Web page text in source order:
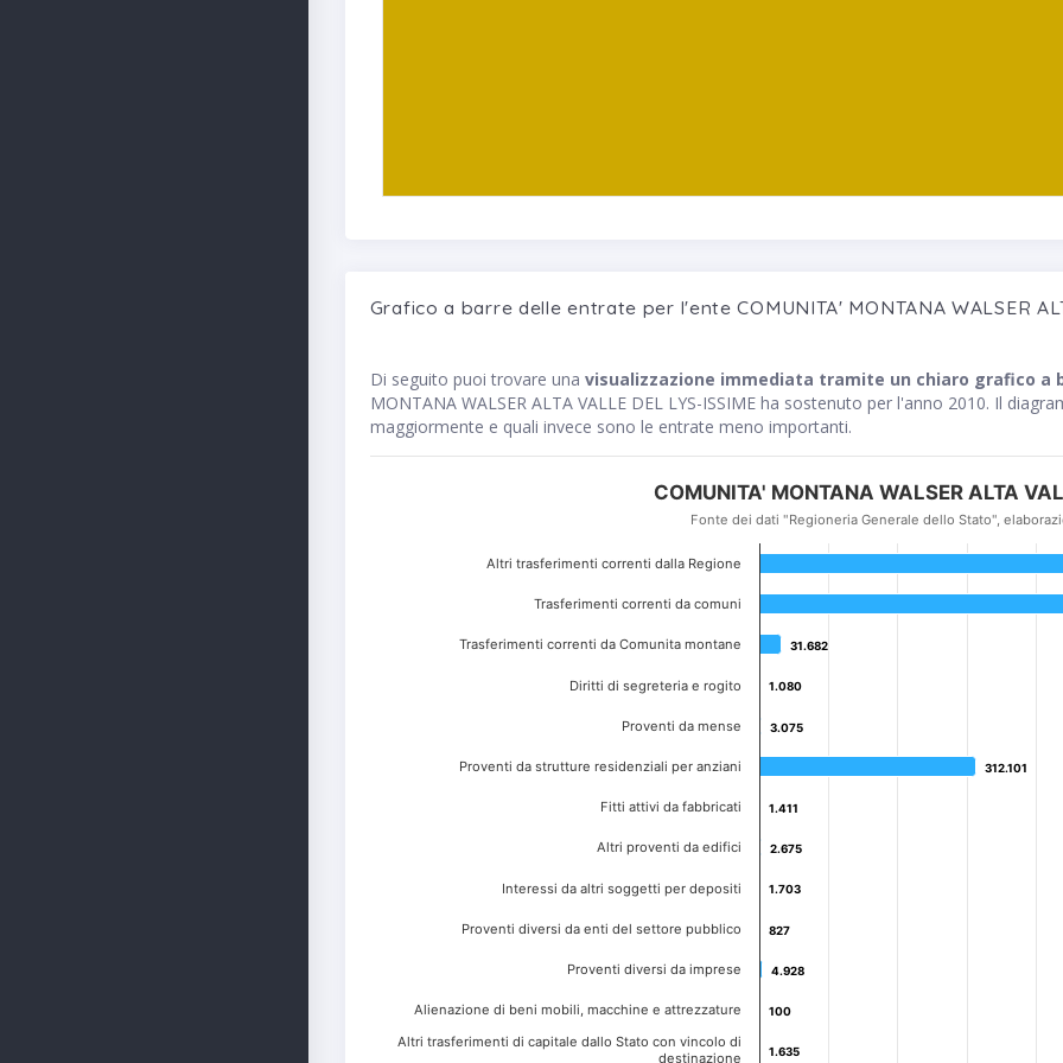
Grafico a barre delle entrate per l'ente COMUNITA' MONTANA WALSER
Di seguito puoi trovare una visualizzazione immediata tramite un chiaro grafico a
MONTANA WALSER ALTA VALLE DEL LYS-ISSIME ha sostenuto per l'anno 2010. Il
maggiormente e quali invece sono le entrate meno importanti.
COMUNITA' MONTANA WALSER ALTA
Fonte dei dati "Regioneria Generale dello Stato",
31.682
31.682
1.080
1.080
3.075
3.075
312.101
312.101
1.411
1.411
2.675
2.675
1.703
1.703
827
827
4.928
4.928
100
100
1.635
1.635
Altri trasferimenti correnti dalla Regione
Trasferimenti correnti da comuni
Trasferimenti correnti da Comunita montane
Diritti di segreteria e rogito
Proventi da mense
Proventi da strutture residenziali per anziani
Fitti attivi da fabbricati
Altri proventi da edifici
Interessi da altri soggetti per depositi
Proventi diversi da enti del settore pubblico
Proventi diversi da imprese
Alienazione di beni mobili, macchine e attrezzature
Altri trasferimenti di capitale dallo Stato con vincolo di
destinazione